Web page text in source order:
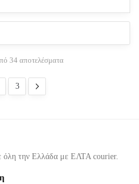
34 αποτελέσματα
3
όλη την Ελλάδα με ΕΛΤΑ courier.